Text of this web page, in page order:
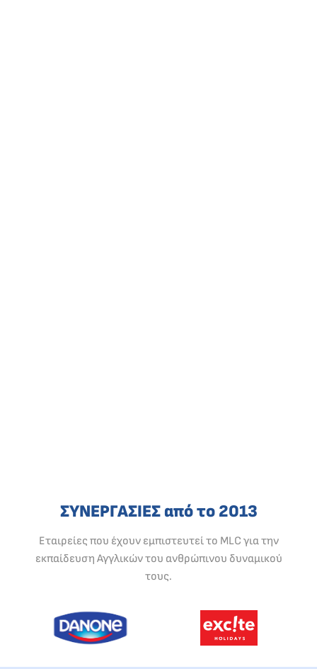
ΣΥΝΕΡΓΑΣΙΕΣ από το 2013
Εταιρείες που έχουν εμπιστευτεί το MLC για την
εκπαίδευση Αγγλικών του ανθρώπινου δυναμικού
τους.